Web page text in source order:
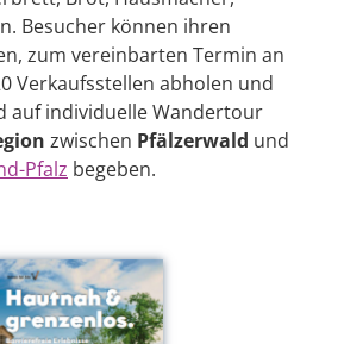
Besucher können ihren
zum vereinbarten Termin an
Verkaufsstellen abholen und
auf individuelle Wandertour
zwischen Pfälzerwald und
Pfalz begeben.